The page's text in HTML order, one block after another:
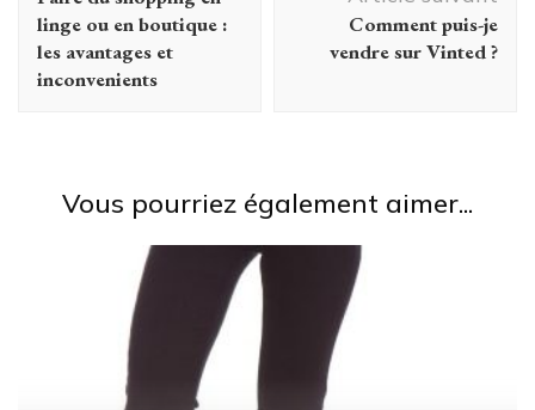
linge ou en boutique :
les avantages et
inconvenients
Comment puis-je
vendre sur Vinted ?
Vous pourriez également aimer...